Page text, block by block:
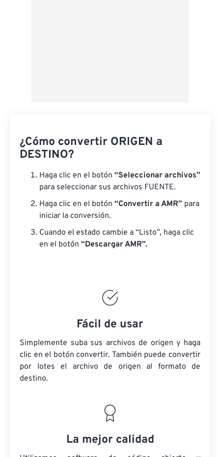
¿Cómo convertir ORIGEN a
DESTINO?
Haga clic en el botón “Seleccionar archivos”
para seleccionar sus archivos FUENTE.
Haga clic en el botón “Convertir a AMR” para
iniciar la conversión.
Cuando el estado cambie a “Listo”, haga clic
en el botón “Descargar AMR”.
Fácil de usar
Simplemente suba sus archivos de origen y haga
clic en el botón convertir. También puede convertir
por lotes el archivo de origen al formato de
destino.
La mejor calidad